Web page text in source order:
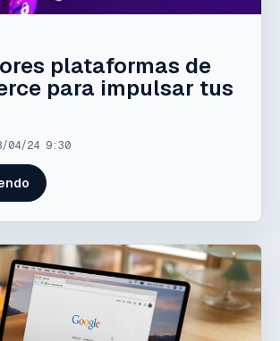
plataformas de
para impulsar tus
04/24 9:30